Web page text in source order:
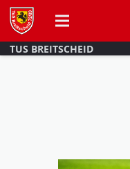
TUS BREITSCHEID